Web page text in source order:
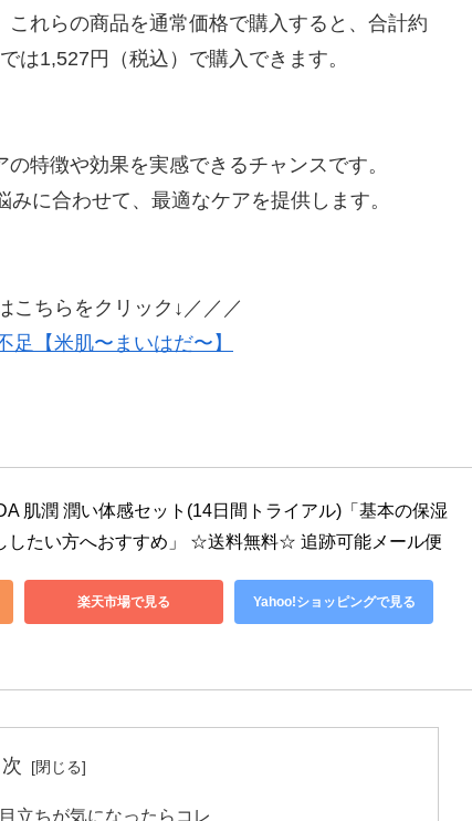
れらの商品を通常価格で購入すると、合計約
は1,527円（税込）で購入できます。
特徴や効果を実感できるチャンスです。
に合わせて、最適なケアを提供します。
こちらをクリック↓／／／
足【米肌〜まいはだ〜】
肌潤 潤い体感セット(14日間トライアル)「基本の保湿
したい方へおすすめ」 ☆送料無料☆ 追跡可能メール便
楽天市場で見る Yahoo!ショッピングで見る
立ちが気になったらコレ